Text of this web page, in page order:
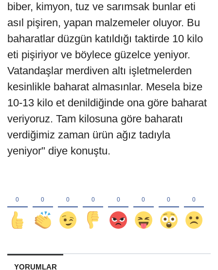
biber, kimyon, tuz ve sarımsak bunlar eti
asıl pişiren, yapan malzemeler oluyor. Bu
baharatlar düzgün katıldığı taktirde 10 kilo
eti pişiriyor ve böylece güzelce yeniyor.
Vatandaşlar merdiven altı işletmelerden
kesinlikle baharat almasınlar. Mesela bize
10-13 kilo et denildiğinde ona göre baharat
veriyoruz. Tam kilosuna göre baharatı
verdiğimiz zaman ürün ağız tadıyla
yeniyor" diye konuştu.
YORUMLAR